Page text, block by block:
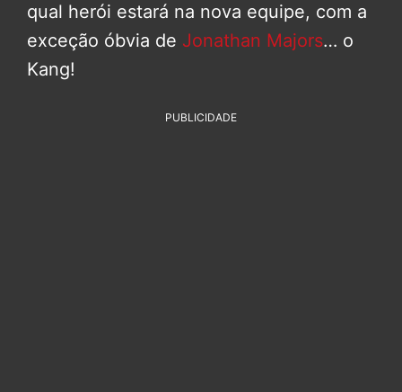
qual herói estará na nova equipe, com a
exceção óbvia de Jonathan Majors… o
Kang!
PUBLICIDADE